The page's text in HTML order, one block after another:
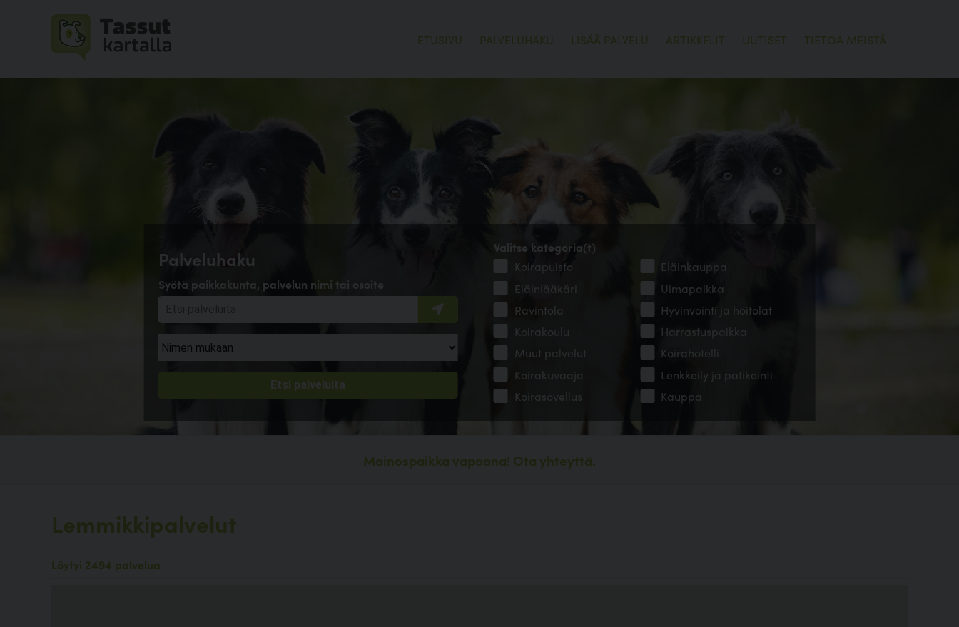
ETUSIVU PALVELUHAKU LISÄÄ PALVELU ARTIKKELIT UUTISET TIETOA MEISTÄ
Palveluhaku
Syötä paikkakunta, palvelun nimi tai osoite
Valitse kategoria(t)
Koirapuisto
Eläinkauppa
Eläinlääkäri
Uimapaikka
Ravintola
Hyvinvointi ja hoitolat
Koirakoulu
Harrastuspaikka
Muut palvelut
Koirahotelli
Koirakuvaaja
Lenkkeily ja patikointi
Koirasovellus
Kauppa
Mainospaikka vapaana! Ota yhteyttä.
Lemmikkipalvelut
Löytyi 2494 palvelua